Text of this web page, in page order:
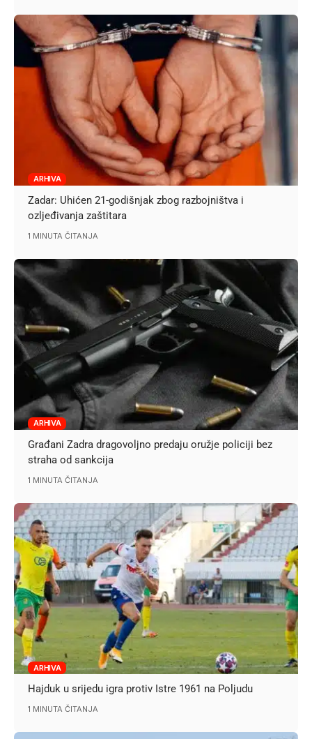
ARHIVA
Zadar: Uhićen 21-godišnjak zbog razbojništva i
ozljeđivanja zaštitara
1 MINUTA ČITANJA
ARHIVA
Građani Zadra dragovoljno predaju oružje policiji bez
straha od sankcija
1 MINUTA ČITANJA
ARHIVA
Hajduk u srijedu igra protiv Istre 1961 na Poljudu
1 MINUTA ČITANJA